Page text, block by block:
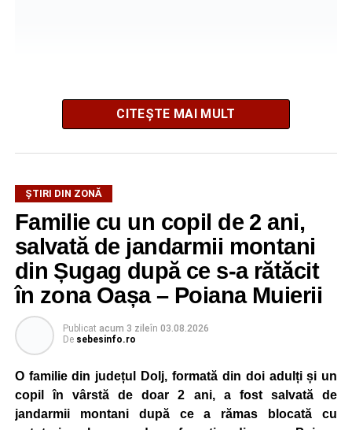
La ediția din acest an au participat peste 200 de cadre
didactice din întreaga țară. Printre participanți s-au aflat
profesori debutanți, profesori cu experiență, inspectori
școlari, directori de școli, consilieri școlari, educatori și
învățători, reprezentând aproape toate disciplinele din
sistemul de învățământ.
Participare, consens și asumare în școală
Tema ediției din acest an a pornit de la convingerea că
importante resurse: experiența profesorilor. Provocarea nu
este lipsa ideilor, ci identificarea unor contexte în care
acestea să poată fi ascultate, validate și transformate în
CITEȘTE MAI MULT
ȘTIRI DIN ZONĂ
Familie cu un copil de 2 ani,
salvată de jandarmii montani
din Șugag după ce s-a rătăcit
în zona Oașa – Poiana Muierii
Publicat acum 3 zileîn 03.08.2026
De sebesinfo.ro
O familie din județul Dolj, formată din doi adulți și un
copil în vârstă de doar 2 ani, a fost salvată de
jandarmii montani după ce a rămas blocată cu